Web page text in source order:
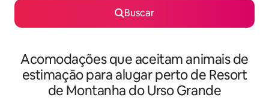
Buscar
Acomodações que aceitam animais de
estimação para alugar perto de Resort
de Montanha do Urso Grande